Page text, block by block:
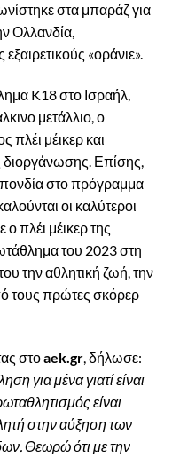
στα μπαράζ για
Ολλανδία,
«οράνιε».
K18 στο Ισραήλ,
μετάλλιο, ο
πλέι μέικερ και
διοργάνωσης. Επίσης,
στο πρόγραμμα
οι καλύτεροι
πλέι μέικερ της
του 2023 στη
την αθλητική ζωή, την
τους πρώτες σκόρερ
στοaek.gr , δήλωσε:
για μένα γιατί είναι
είναι
στην αύξηση των
Θεωρώ ότι με την